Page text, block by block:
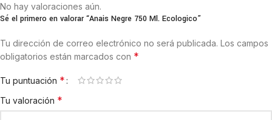
No hay valoraciones aún.
Sé el primero en valorar “Anais Negre 750 Ml. Ecologico”
Tu dirección de correo electrónico no será publicada. Los campos
obligatorios están marcados con *
Tu puntuación *
Tu valoración *